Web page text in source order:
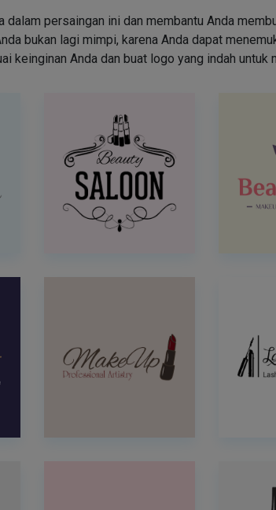
persaingan ini dan membantu Anda
bukan lagi mimpi, karena Anda dapat
keinginan Anda dan buat logo yang indah untuk